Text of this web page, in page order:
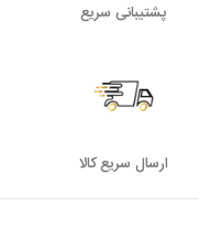
پشتیبانی سریع
ارسال سریع کالا